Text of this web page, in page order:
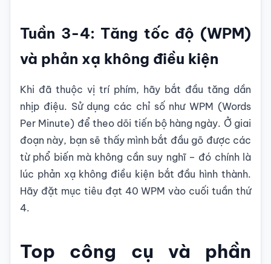
Tuần 3-4: Tăng tốc độ (WPM)
và phản xạ không điều kiện
Khi đã thuộc vị trí phím, hãy bắt đầu tăng dần
nhịp điệu. Sử dụng các chỉ số như WPM (Words
Per Minute) để theo dõi tiến bộ hàng ngày. Ở giai
đoạn này, bạn sẽ thấy mình bắt đầu gõ được các
từ phổ biến mà không cần suy nghĩ – đó chính là
lúc phản xạ không điều kiện bắt đầu hình thành.
Hãy đặt mục tiêu đạt 40 WPM vào cuối tuần thứ
4.
Top công cụ và phần